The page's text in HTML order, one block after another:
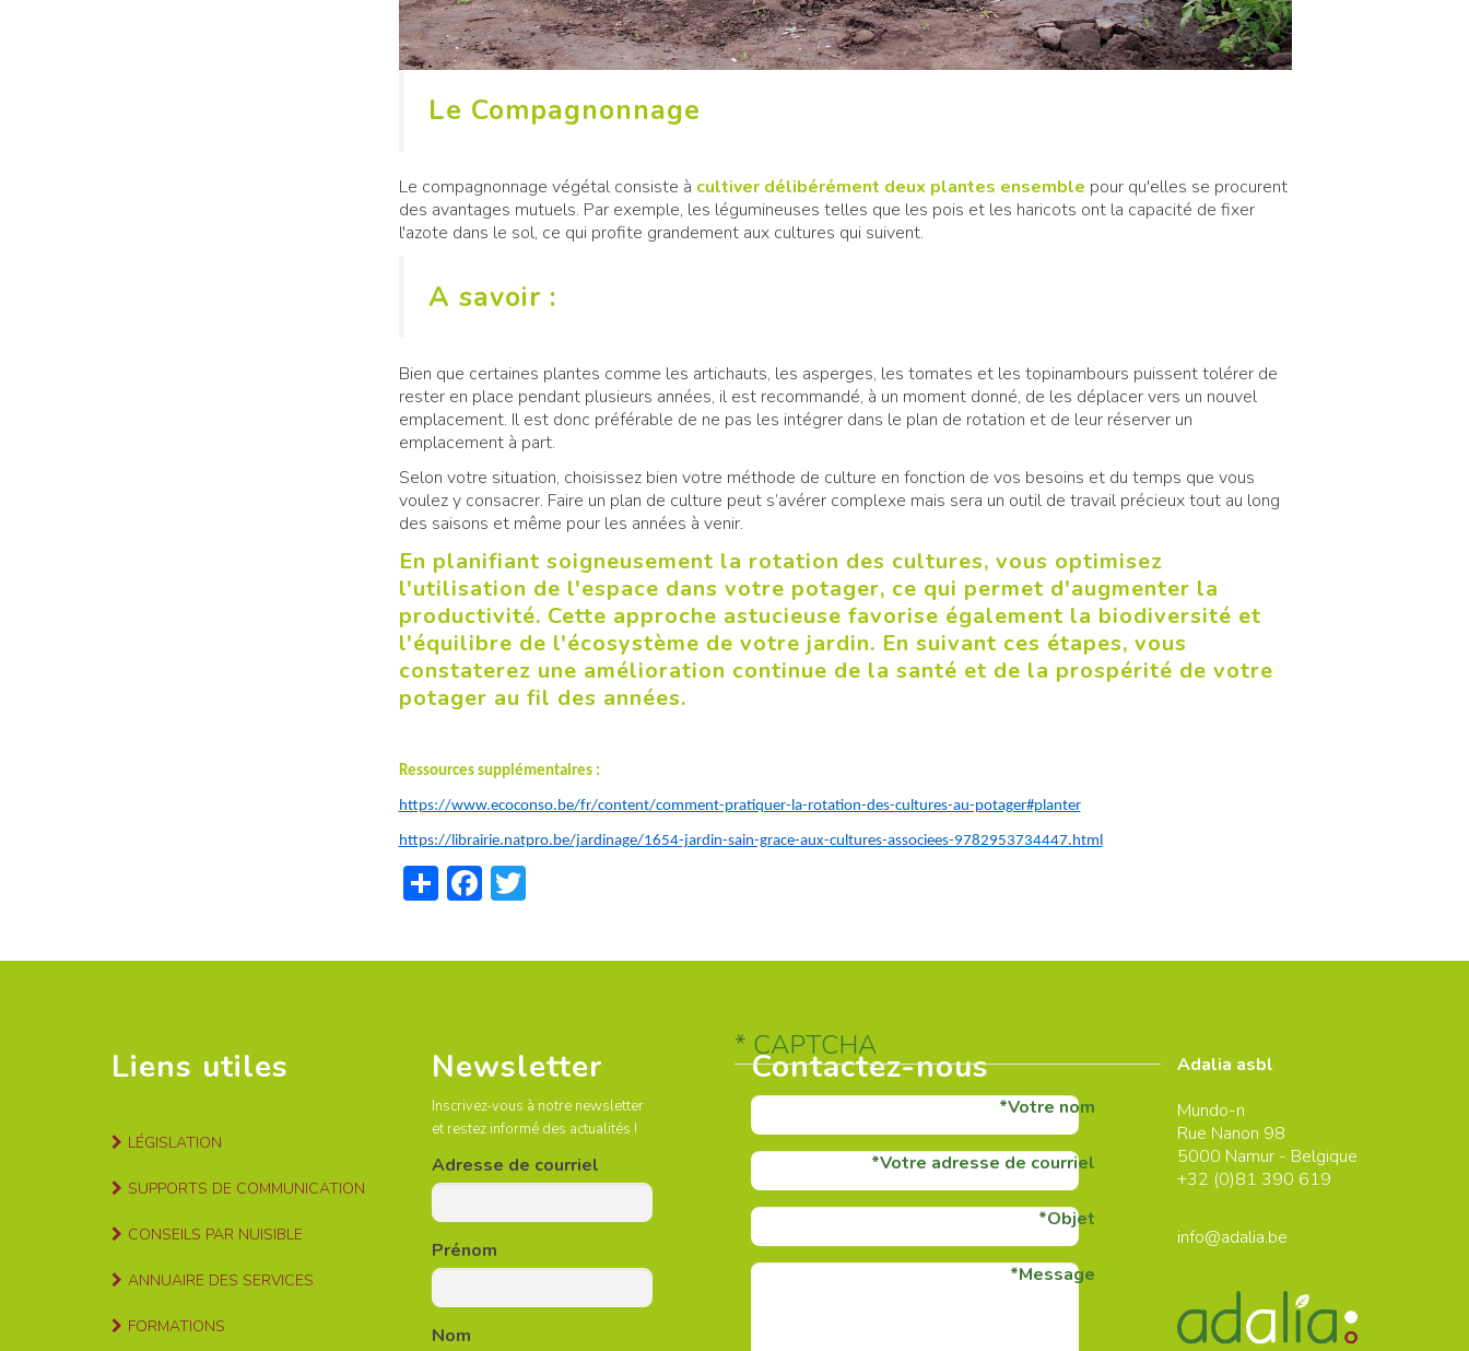
Le Compagnonnage
Le compagnonnage végétal consiste à cultiver délibérément deux plantes ensemble pour qu'elles se procurent
des avantages mutuels. Par exemple, les légumineuses telles que les pois et les haricots ont la capacité de fixer
l'azote dans le sol, ce qui profite grandement aux cultures qui suivent.
A savoir :
Bien que certaines plantes comme les artichauts, les asperges, les tomates et les topinambours puissent tolérer de
rester en place pendant plusieurs années, il est recommandé, à un moment donné, de les déplacer vers un nouvel
emplacement. Il est donc préférable de ne pas les intégrer dans le plan de rotation et de leur réserver un
emplacement à part.
Selon votre situation, choisissez bien votre méthode de culture en fonction de vos besoins et du temps que vous
voulez y consacrer. Faire un plan de culture peut s’avérer complexe mais sera un outil de travail précieux tout au long
des saisons et même pour les années à venir.
En planifiant soigneusement la rotation des cultures, vous optimisez
l'utilisation de l'espace dans votre potager, ce qui permet d'augmenter la
productivité. Cette approche astucieuse favorise également la biodiversité et
l'équilibre de l'écosystème de votre jardin. En suivant ces étapes, vous
constaterez une amélioration continue de la santé et de la prospérité de votre
potager au fil des années.
Ressources supplémentaires :
https://www.ecoconso.be/fr/content/comment-pratiquer-la-rotation-des-cultures-au-potager#planter
https://librairie.natpro.be/jardinage/1654-jardin-sain-grace-aux-cultures-associees-9782953734447.html
ShareFacebook
Twitter
Liens utiles
LÉGISLATION
SUPPORTS DE COMMUNICATION
CONSEILS PAR NUISIBLE
ANNUAIRE DES SERVICES
FORMATIONS
Newsletter
Inscrivez-vous à notre newsletter
et restez informé des actualités !
Adresse de courriel
Prénom
Nom
Contactez-nous
Votre nom
Votre adresse de courriel
Objet
Message
CAPTCHA
Adalia asbl
Mundo-n
Rue Nanon 98
5000 Namur - Belgique
+32 (0)81 390 619
info@adalia.be